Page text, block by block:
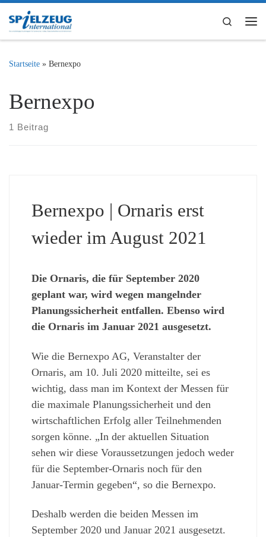
Zum Inhalt springen
Search
Startseite » Bernexpo
Bernexpo
1 Beitrag
Bernexpo | Ornaris erst
wieder im August 2021
Die Ornaris, die für September 2020
geplant war, wird wegen mangelnder
Planungssicherheit entfallen. Ebenso wird
die Ornaris im Januar 2021 ausgesetzt.
Wie die Bernexpo AG, Veranstalter der
Ornaris, am 10. Juli 2020 mitteilte, sei es
wichtig, dass man im Kontext der Messen für
die maximale Planungssicherheit und den
wirtschaftlichen Erfolg aller Teilnehmenden
sorgen könne. „In der aktuellen Situation
sehen wir diese Voraussetzungen jedoch weder
für die September-Ornaris noch für den
Januar-Termin gegeben“, so die Bernexpo.
Deshalb werden die beiden Messen im
September 2020 und Januar 2021 ausgesetzt.